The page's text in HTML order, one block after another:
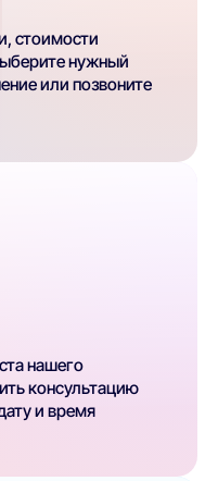
стоимости
нужный
или позвоните
нашего
консультацию
и время